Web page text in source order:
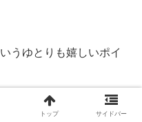
うゆとりも嬉しいポイ
静かにコーヒーを飲んで
トップ サイドバー